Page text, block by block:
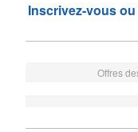
Inscrivez-vous
Offres